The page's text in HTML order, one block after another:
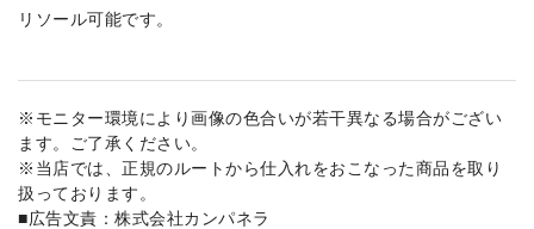
リソール可能です。
※モニター環境により画像の色合いが若干異なる場合がござい
ます。ご了承ください。
※当店では、正規のルートから仕入れをおこなった商品を取り
扱っております。
■広告文責：株式会社カンパネラ